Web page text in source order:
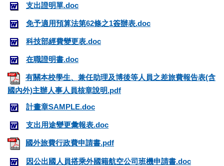
支出證明單.doc
免予適用預算法第62條之1簽辦表.doc
科技部經費變更表.doc
在職證明書.doc
有關本校學生、兼任助理及博後等人員之差旅費報告表(含
國內外)主辦人事人員核章說明.pdf
計畫章SAMPLE.doc
支出用途變更彙報表.doc
國外旅費行政費申請書.pdf
因公出國人員搭乘外國籍航空公司班機申請書.doc